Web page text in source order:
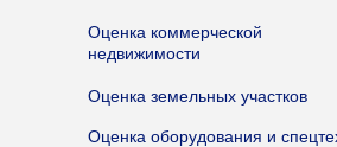
Оценка коммерческой
недвижимости
Оценка земельных участков
Оценка оборудования и